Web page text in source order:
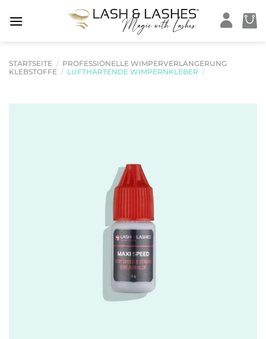
Inhalt
STARTSEITE / PROFESSIONELLE WIMPERVERLÄNGERUNG
KLEBSTOFFE / LUFTHÄRTENDE WIMPERNKLEBER /